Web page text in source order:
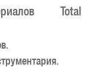
Total